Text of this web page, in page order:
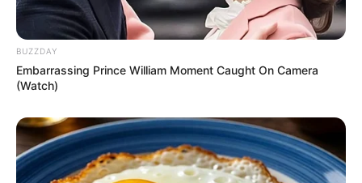
0
BUZZDAY
Embarrassing Prince William Moment Caught On Camera
(Watch)